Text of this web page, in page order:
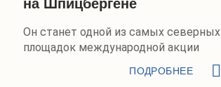
на Шпицбергене
Он станет одной из самых северных
площадок международной акции
ПОДРОБНЕЕ